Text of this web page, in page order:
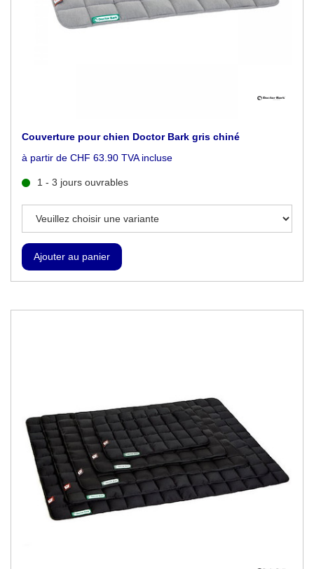
Couverture pour chien Doctor Bark gris chiné
à partir de CHF 63.90 TVA incluse
1 - 3 jours ouvrables